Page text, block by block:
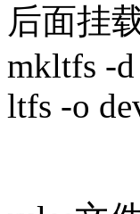
后面挂
mkltfs -
ltfs -o